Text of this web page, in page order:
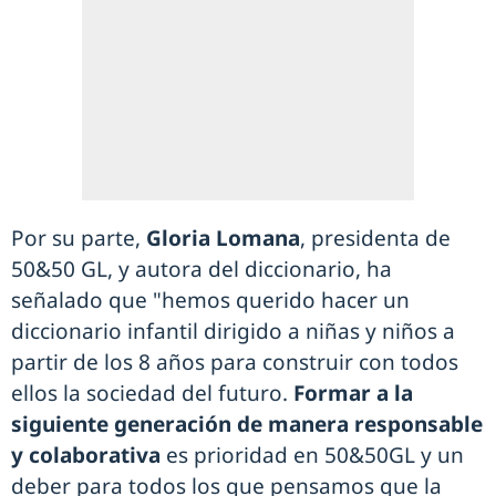
Por su parte, Gloria Lomana, presidenta de
50&50 GL, y autora del diccionario, ha
señalado que "hemos querido hacer un
diccionario infantil dirigido a niñas y niños a
partir de los 8 años para construir con todos
ellos la sociedad del futuro. Formar a la
siguiente generación de manera responsable
y colaborativa es prioridad en 50&50GL y un
deber para todos los que pensamos que la